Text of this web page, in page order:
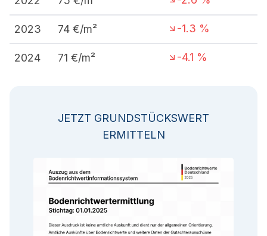
2023 74 €/m² -1.3 %
2024 71 €/m² -4.1 %
JETZT GRUNDSTÜCKSWERT
ERMITTELN